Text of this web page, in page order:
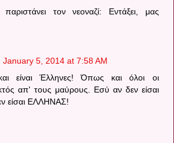
τον νεοναζί: Εντάξει, μας
January 5, 2014 at 7:58 AM
είναι Έλληνες! Όπως και όλοι οι
απ' τους μαύρους. Εσύ αν δεν είσαι
είσαι ΕΛΛΗΝΑΣ!